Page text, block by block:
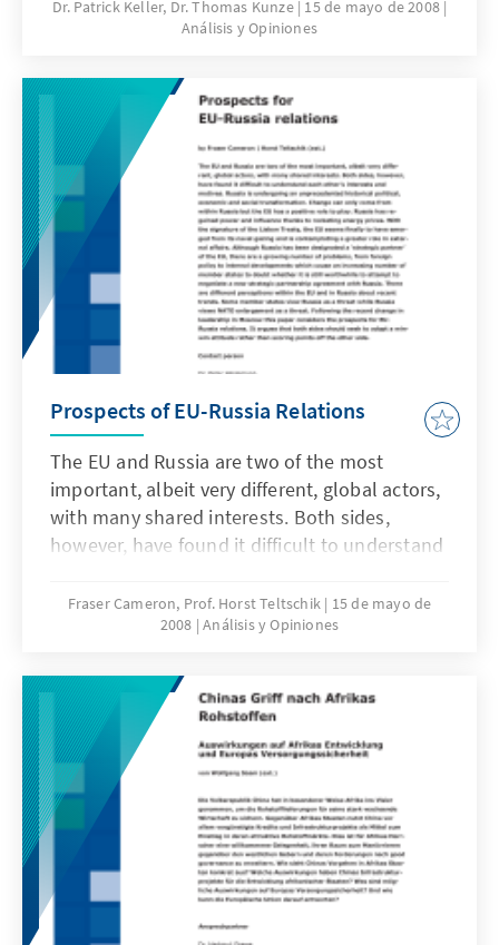
Definition ihrer Rolle in der Welt von morgen.
Erweiterungspolitik der NATO. Welche
Strategie empfiehlt sich gegenüber den
osteuropäischen Beitrittsaspiranten, welche
gegenüber den Partnern in anderen
Weltregionen?
Dr. Patrick Keller, Dr. Thomas Kunze 15 de mayo de 2008
Análisis y Opiniones
Prospects of EU-Russia Relations
The EU and Russia are two of the most
important, albeit very different, global actors,
with many shared interests. Both sides,
however, have found it difficult to understand
the recent change in leadership in Moscow
this paper considers the prospects for EU-
should seek to adopt a win-win attitude
rather than scoring points off the other side.
Fraser Cameron, Prof. Horst Teltschik
15 de mayo de
2008 Análisis y Opiniones